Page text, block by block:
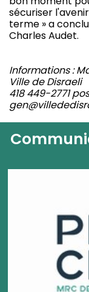
sécuriser
terme » a
Charles Audet.
Informations :
Ville de Disraeli
418 449-2771